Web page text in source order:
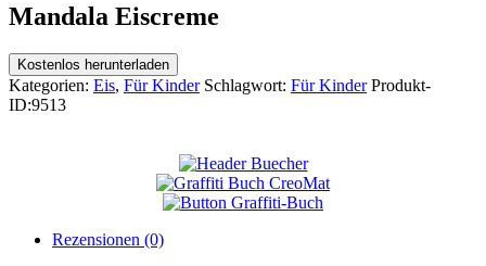
Mandala Eiscreme
Kostenlos herunterladen
Kategorien: Eis, Für Kinder Schlagwort: Für Kinder Produkt-
ID:9513
Rezensionen (0)